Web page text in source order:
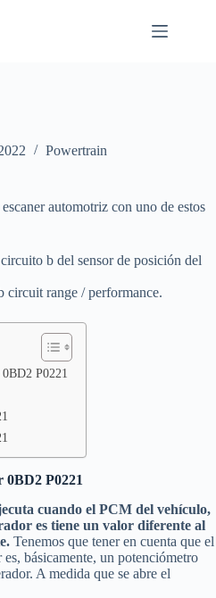
Powertrain
automotriz con uno de estos
b del sensor de posición del
circuit range / performance.
P0221
0BD2 P0221
cuando el PCM del vehículo,
es tiene un valor diferente al
Tenemos que tener en cuenta que el
básicamente, un potenciómetro
A medida que se abre el